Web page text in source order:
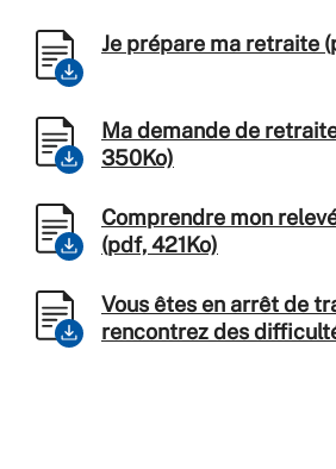
Je prépare ma retraite
Ma demande de
350Ko)
Comprendre mon
(pdf, 421Ko)
Vous êtes en arrêt de
rencontrez des